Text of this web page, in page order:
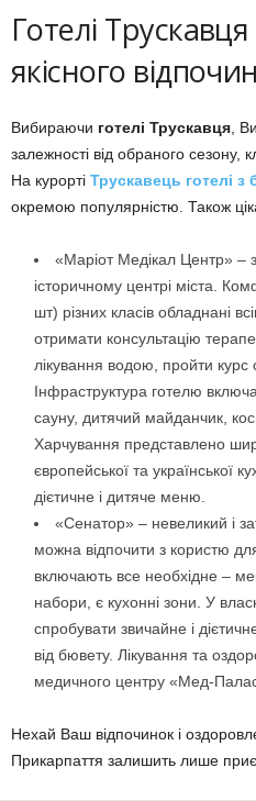
Готелі
якісного
Вибираючи готелі Трускавця ,
залежності від обраного сезону,
На курорті Трускавець готелі з
окремою популярністю. Також
«Маріот Медікал Центр» –
історичному центрі міста.
шт) різних класів обладнані
отримати консультацію
лікування водою, пройти курс
Інфраструктура готелю
сауну, дитячий майданчик,
Харчування представлено
європейської та української
дієтичне і дитяче меню.
«Сенатор» – невеликий і
можна відпочити з користю
включають все необхідне –
набори, є кухонні зони. У
спробувати звичайне і
від бювету. Лікування та
медичного центру «Мед-
Нехай Ваш відпочинок і
Прикарпаття залишить лише